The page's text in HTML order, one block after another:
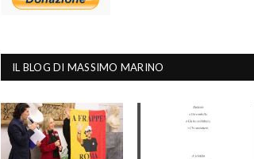
IL BLOG DI MASSIMO MARINO